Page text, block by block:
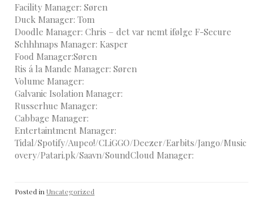
Facility Manager: Søren
Duck Manager: Tom
Doodle Manager: Chris – det var nemt ifølge F-Secure
Schhhnaps Manager: Kasper
Food Manager:Søren
Ris á la Mande Manager: Søren
Volume Manager:
Galvanic Isolation Manager:
Russerhue Manager:
Cabbage Manager:
Entertaintment Manager:
Tidal/Spotify/Aupeo!/CLiGGO/Deezer/Earbits/Jango/Music
overy/Patari.pk/Saavn/SoundCloud Manager:
Posted in Uncategorized